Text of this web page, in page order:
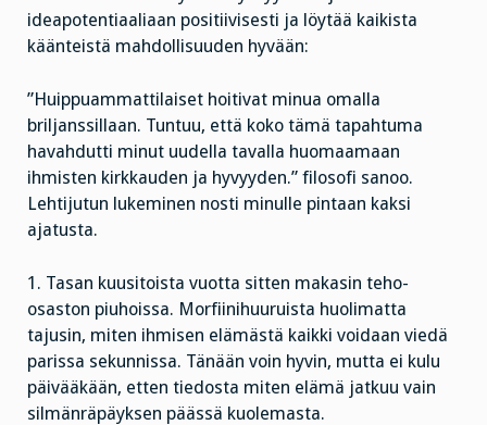
ideapotentiaaliaan positiivisesti ja löytää kaikista
käänteistä mahdollisuuden hyvään:
”Huippuammattilaiset hoitivat minua omalla
briljanssillaan. Tuntuu, että koko tämä tapahtuma
havahdutti minut uudella tavalla huomaamaan
ihmisten kirkkauden ja hyvyyden.” filosofi sanoo.
Lehtijutun lukeminen nosti minulle pintaan kaksi
ajatusta.
1. Tasan kuusitoista vuotta sitten makasin teho-
osaston piuhoissa. Morfiinihuuruista huolimatta
tajusin, miten ihmisen elämästä kaikki voidaan viedä
parissa sekunnissa. Tänään voin hyvin, mutta ei kulu
päivääkään, etten tiedosta miten elämä jatkuu vain
silmänräpäyksen päässä kuolemasta.